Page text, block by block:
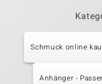
Schmuck online
Anhänger -